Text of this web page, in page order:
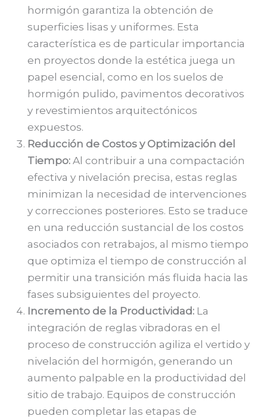
hormigón garantiza la obtención de
superficies lisas y uniformes. Esta
característica es de particular importancia
en proyectos donde la estética juega un
papel esencial, como en los suelos de
hormigón pulido, pavimentos decorativos
y revestimientos arquitectónicos
expuestos.
Reducción de Costos y Optimización del
Tiempo: Al contribuir a una compactación
efectiva y nivelación precisa, estas reglas
minimizan la necesidad de intervenciones
y correcciones posteriores. Esto se traduce
en una reducción sustancial de los costos
asociados con retrabajos, al mismo tiempo
que optimiza el tiempo de construcción al
permitir una transición más fluida hacia las
fases subsiguientes del proyecto.
Incremento de la Productividad: La
integración de reglas vibradoras en el
proceso de construcción agiliza el vertido y
nivelación del hormigón, generando un
aumento palpable en la productividad del
sitio de trabajo. Equipos de construcción
pueden completar las etapas de